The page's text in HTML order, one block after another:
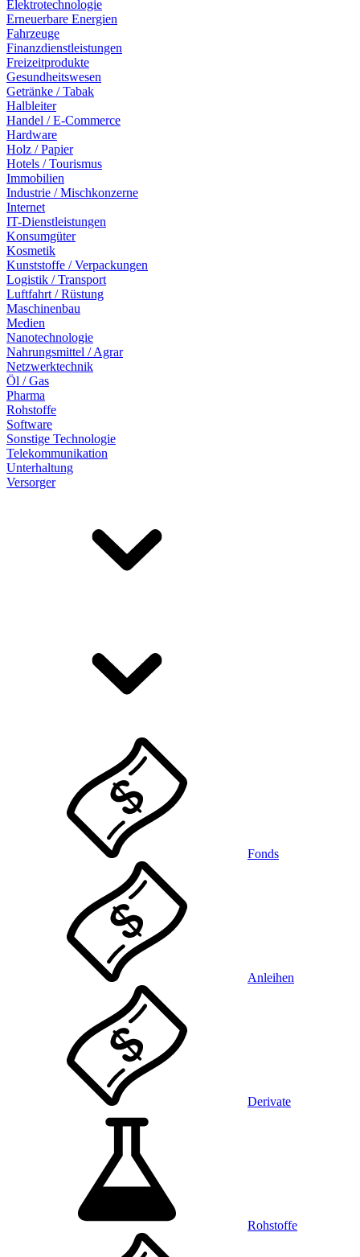
Elektrotechnologie
Erneuerbare Energien
Fahrzeuge
Finanzdienstleistungen
Freizeitprodukte
Gesundheitswesen
Getränke / Tabak
Halbleiter
Handel / E-Commerce
Hardware
Holz / Papier
Hotels / Tourismus
Immobilien
Industrie / Mischkonzerne
Internet
IT-Dienstleistungen
Konsumgüter
Kosmetik
Kunststoffe / Verpackungen
Logistik / Transport
Luftfahrt / Rüstung
Maschinenbau
Medien
Nanotechnologie
Nahrungsmittel / Agrar
Netzwerktechnik
Öl / Gas
Pharma
Rohstoffe
Software
Sonstige Technologie
Telekommunikation
Unterhaltung
Versorger
Fonds
Anleihen
Derivate
Rohstoffe